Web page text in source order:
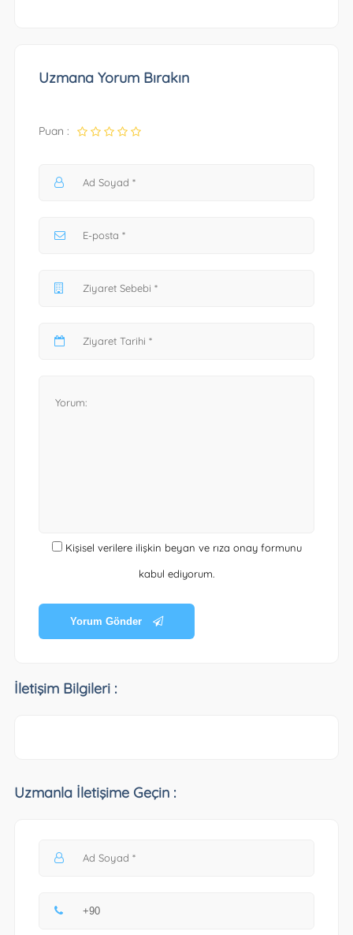
Uzmana Yorum Bırakın
Puan :
Kişisel verilere ilişkin beyan ve rıza onay formunu
kabul ediyorum.
Yorum Gönder
İletişim Bilgileri :
Uzmanla İletişime Geçin :